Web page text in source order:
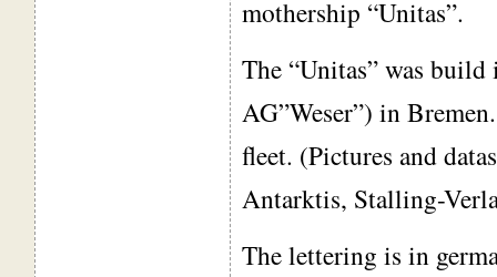
mothership “Unitas”.
The “Unitas” was
AG”Weser”) in
fleet. (Pictures and
Antarktis, Stalling-
The lettering is in